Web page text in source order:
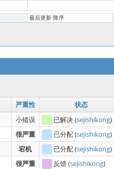
最后更新 降序
严重性 状态
小错误 已解决(sejishikong)
很严重 已分配(sejishikong)
宕机 已分配(sejishikong)
很严重 反馈(sejishikong)